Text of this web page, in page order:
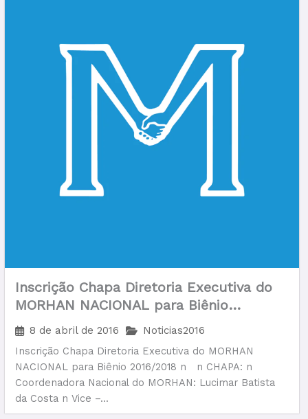
Inscrição Chapa Diretoria Executiva do
MORHAN NACIONAL para Biênio
2016/2018
8 de abril de 2016
Noticias2016
Inscrição Chapa Diretoria Executiva do MORHAN
NACIONAL para Biênio 2016/2018 n n CHAPA: n
Coordenadora Nacional do MORHAN: Lucimar Batista
da Costa n Vice –...